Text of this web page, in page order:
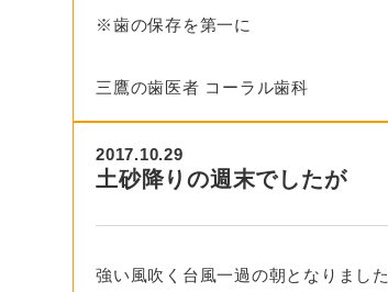
※歯の保存を第一に
三鷹の歯医者 コーラル歯科
2017.10.29
土砂降りの週末でしたが
強い風吹く台風一過の朝となりました